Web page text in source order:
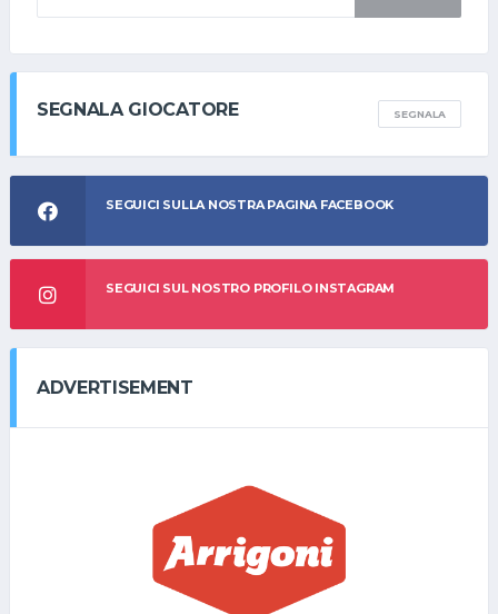
SEGNALA GIOCATORE SEGNALA
SEGUICI SULLA NOSTRA PAGINA FACEBOOK
SEGUICI SUL NOSTRO PROFILO INSTAGRAM
ADVERTISEMENT